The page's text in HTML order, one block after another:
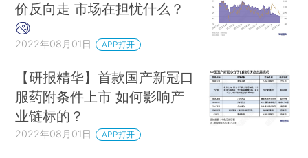
价反向走 市场在担忧什么？
2022年08月01日 APP打开
【研报精华】首款国产新冠口
服药附条件上市 如何影响产
业链标的？
2022年08月01日 APP打开